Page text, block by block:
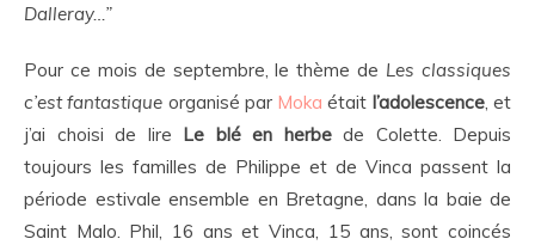
Dalleray…”
Pour ce mois de septembre, le thème de Les classiques
c’est fantastique organisé par Moka était l’adolescence, et
j’ai choisi de lire Le blé en herbede Colette. Depuis
toujours les familles de Philippe et de Vinca passent la
période estivale ensemble en Bretagne, dans la baie de
Saint Malo. Phil, 16 ans et Vinca, 15 ans, sont coincés